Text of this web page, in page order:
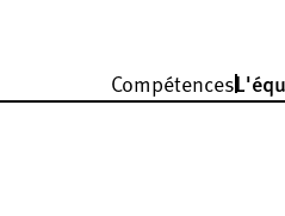
Compétences